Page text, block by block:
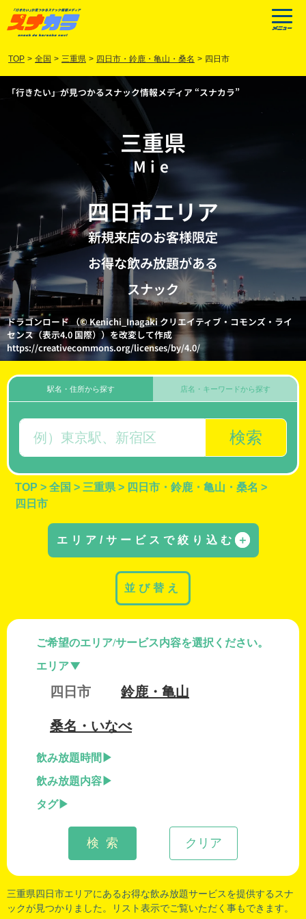
TOP > 全国 > 三重県 > 四日市・鈴鹿・亀山・桑名 > 四日市
「行きたい」が見つかるスナック情報メディア “スナカラ”
三重県
Mie
四日市エリア
新規来店のお客様限定
お得な飲み放題がある
スナック
ドラゴンロード （© Kenichi_Inagaki クリエイティブ・コモンズ・ライ
センス（表示4.0 国際））を改変して作成
https://creativecommons.org/licenses/by/4.0/
駅名・住所から探す
検索
店名・キーワードから探す
TOP > 全国 > 三重県 > 四日市・鈴鹿・亀山・桑名 >
四日市
エリア/サービスで絞り込む ＋
ご希望のエリア/サービス内容を選択ください。
エリア
四日市 鈴鹿・亀山
桑名・いなべ
飲み放題時間
飲み放題内容
タグ
クリア
検 索
並び替え
三重県四日市エリアにあるお得な飲み放題サービスを提供するスナ
ックが見つかりました。リスト表示でご覧いただく事もできます。